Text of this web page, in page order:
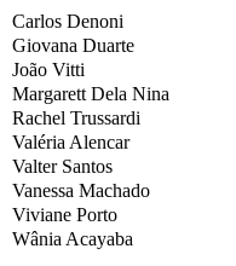
Carlos Denoni
Giovana Duarte
João Vitti
Margarett Dela Nina
Rachel Trussardi
Valéria Alencar
Valter Santos
Vanessa Machado
Viviane Porto
Wânia Acayaba